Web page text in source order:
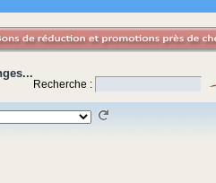
Recherche :